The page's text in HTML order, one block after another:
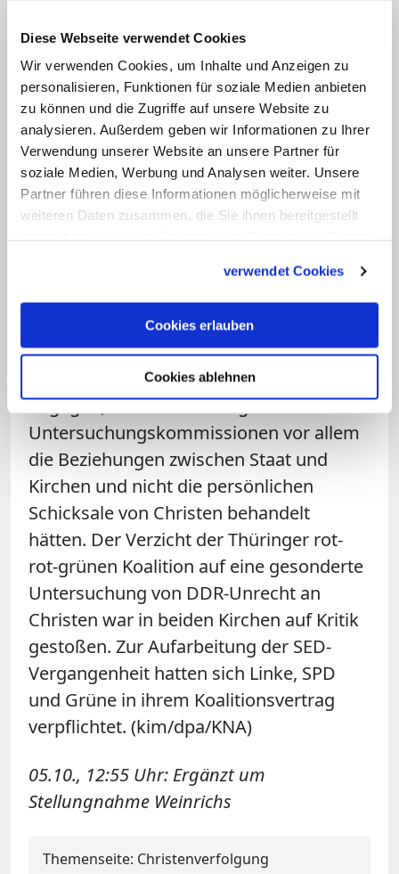
Diese Webseite verwendet Cookies
Wir verwenden Cookies, um Inhalte und Anzeigen zu
personalisieren, Funktionen für soziale Medien anbieten
zu können und die Zugriffe auf unsere Website zu
analysieren. Außerdem geben wir Informationen zu Ihrer
Verwendung unserer Website an unsere Partner für
soziale Medien, Werbung und Analysen weiter. Unsere
Partner führen diese Informationen möglicherweise mit
weiteren Daten zusammen, die Sie ihnen bereitgestellt
verwendet Cookies
Cookies erlauben
Cookies ablehnen
Gremium die Situation auch in Sachsen
und Sachsen-Anhalt in den Blick nehme.
Zur Begründung der neuen
Arbeitsgruppe führte Weinrich an, dass
die bereits bestehende Thüringer
"interministerielle Arbeitsgruppe" zur
Aufarbeitung von DDR-Unrecht die Lage
Staatssekretärin Winter, die dieses
Gremium leitet, hatte erklärt, das Thema
Christen in der DDR sei durch die
Forschung in den 1990er Jahren bereits
sehr gut erfasst. Weinrich betonte
dagegen, dass die damaligen
Untersuchungskommissionen vor allem
die Beziehungen zwischen Staat und
Kirchen und nicht die persönlichen
Schicksale von Christen behandelt
hätten. Der Verzicht der Thüringer rot-
rot-grünen Koalition auf eine gesonderte
Untersuchung von DDR-Unrecht an
Christen war in beiden Kirchen auf Kritik
gestoßen. Zur Aufarbeitung der SED-
Vergangenheit hatten sich Linke, SPD
und Grüne in ihrem Koalitionsvertrag
verpflichtet. (kim/dpa/KNA)
05.10., 12:55 Uhr: Ergänzt um
Stellungnahme Weinrichs
Themenseite: Christenverfolgung